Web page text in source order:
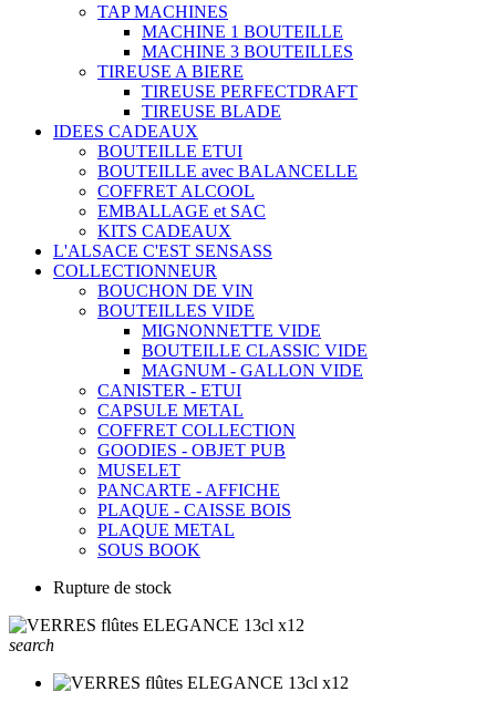
TAP MACHINES
MACHINE 1 BOUTEILLE
MACHINE 3 BOUTEILLES
TIREUSE A BIERE
TIREUSE PERFECTDRAFT
TIREUSE BLADE
IDEES CADEAUX
BOUTEILLE ETUI
BOUTEILLE avec BALANCELLE
COFFRET ALCOOL
EMBALLAGE et SAC
KITS CADEAUX
L'ALSACE C'EST SENSASS
COLLECTIONNEUR
BOUCHON DE VIN
BOUTEILLES VIDE
MIGNONNETTE VIDE
BOUTEILLE CLASSIC VIDE
MAGNUM - GALLON VIDE
CANISTER - ETUI
CAPSULE METAL
COFFRET COLLECTION
GOODIES - OBJET PUB
MUSELET
PANCARTE - AFFICHE
PLAQUE - CAISSE BOIS
PLAQUE METAL
SOUS BOOK
Rupture de stock
search